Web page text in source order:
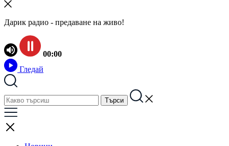
Дарик радио - предаване на живо!
00:00
Гледай